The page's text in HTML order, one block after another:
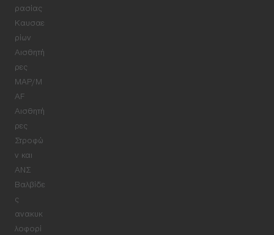
ρασίας
Καυσαε
ρίων
Αισθητή
ρες
MAP/M
AF
Αισθητή
ρες
Στροφώ
ν και
ΑΝΣ
Βαλβίδε
ς
ανακυκ
λοφορί